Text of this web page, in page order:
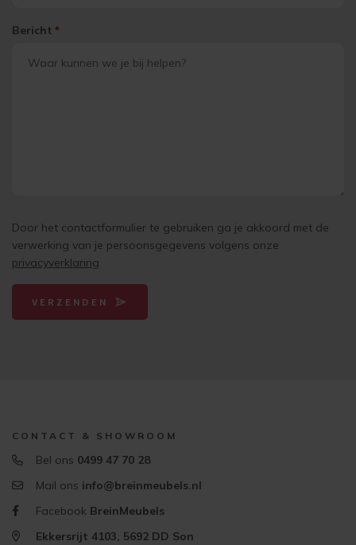
Bericht *
Door het contactformulier te gebruiken ga je akkoord met de
verwerking van je persoonsgegevens volgens onze
privacyverklaring
VERZENDEN
CONTACT & SHOWROOM
Bel ons 0499 47 70 28
Mail ons info@breinmeubels.nl
Facebook BreinMeubels
Ekkersrijt 4103, 5692 DD Son